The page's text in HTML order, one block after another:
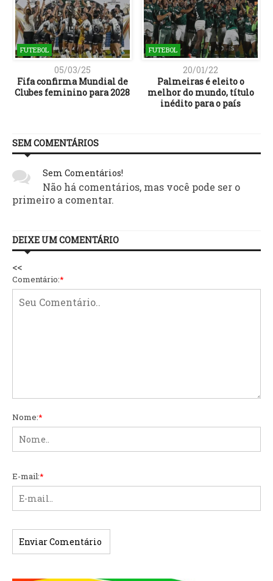
FUTEBOL
05/03/25
Fifa confirma Mundial de
Clubes feminino para 2028
FUTEBOL
20/01/22
Palmeiras é eleito o
melhor do mundo, título
inédito para o país
SEM COMENTÁRIOS
Sem Comentários!
Não há comentários, mas você pode ser o
primeiro a comentar.
DEIXE UM COMENTÁRIO
<<
Comentário:*
Nome:*
E-mail:*